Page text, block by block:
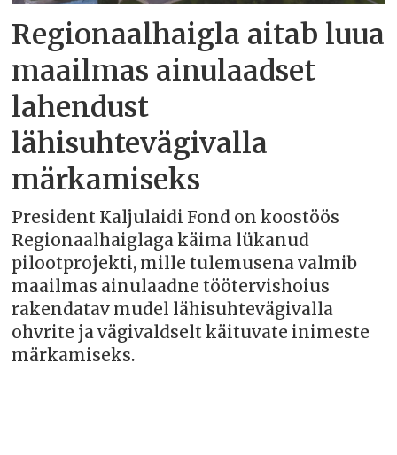
Regionaalhaigla aitab luua
maailmas ainulaadset
lahendust
lähisuhtevägivalla
märkamiseks
President Kaljulaidi Fond on koostöös
Regionaalhaiglaga käima lükanud
pilootprojekti, mille tulemusena valmib
maailmas ainulaadne töötervishoius
rakendatav mudel lähisuhtevägivalla
ohvrite ja vägivaldselt käituvate inimeste
märkamiseks.